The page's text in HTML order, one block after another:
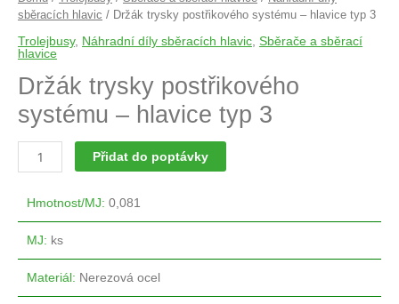
sběracích hlavic / Držák trysky postřikového systému – hlavice typ 3
Trolejbusy, Náhradní díly sběracích hlavic Sběrače a sběrací
hlavice
Držák trysky postřikového
systému – hlavice typ 3
Přidat do poptávky
Hmotnost/MJ: 0,081
MJ: ks
Materiál: Nerezová ocel